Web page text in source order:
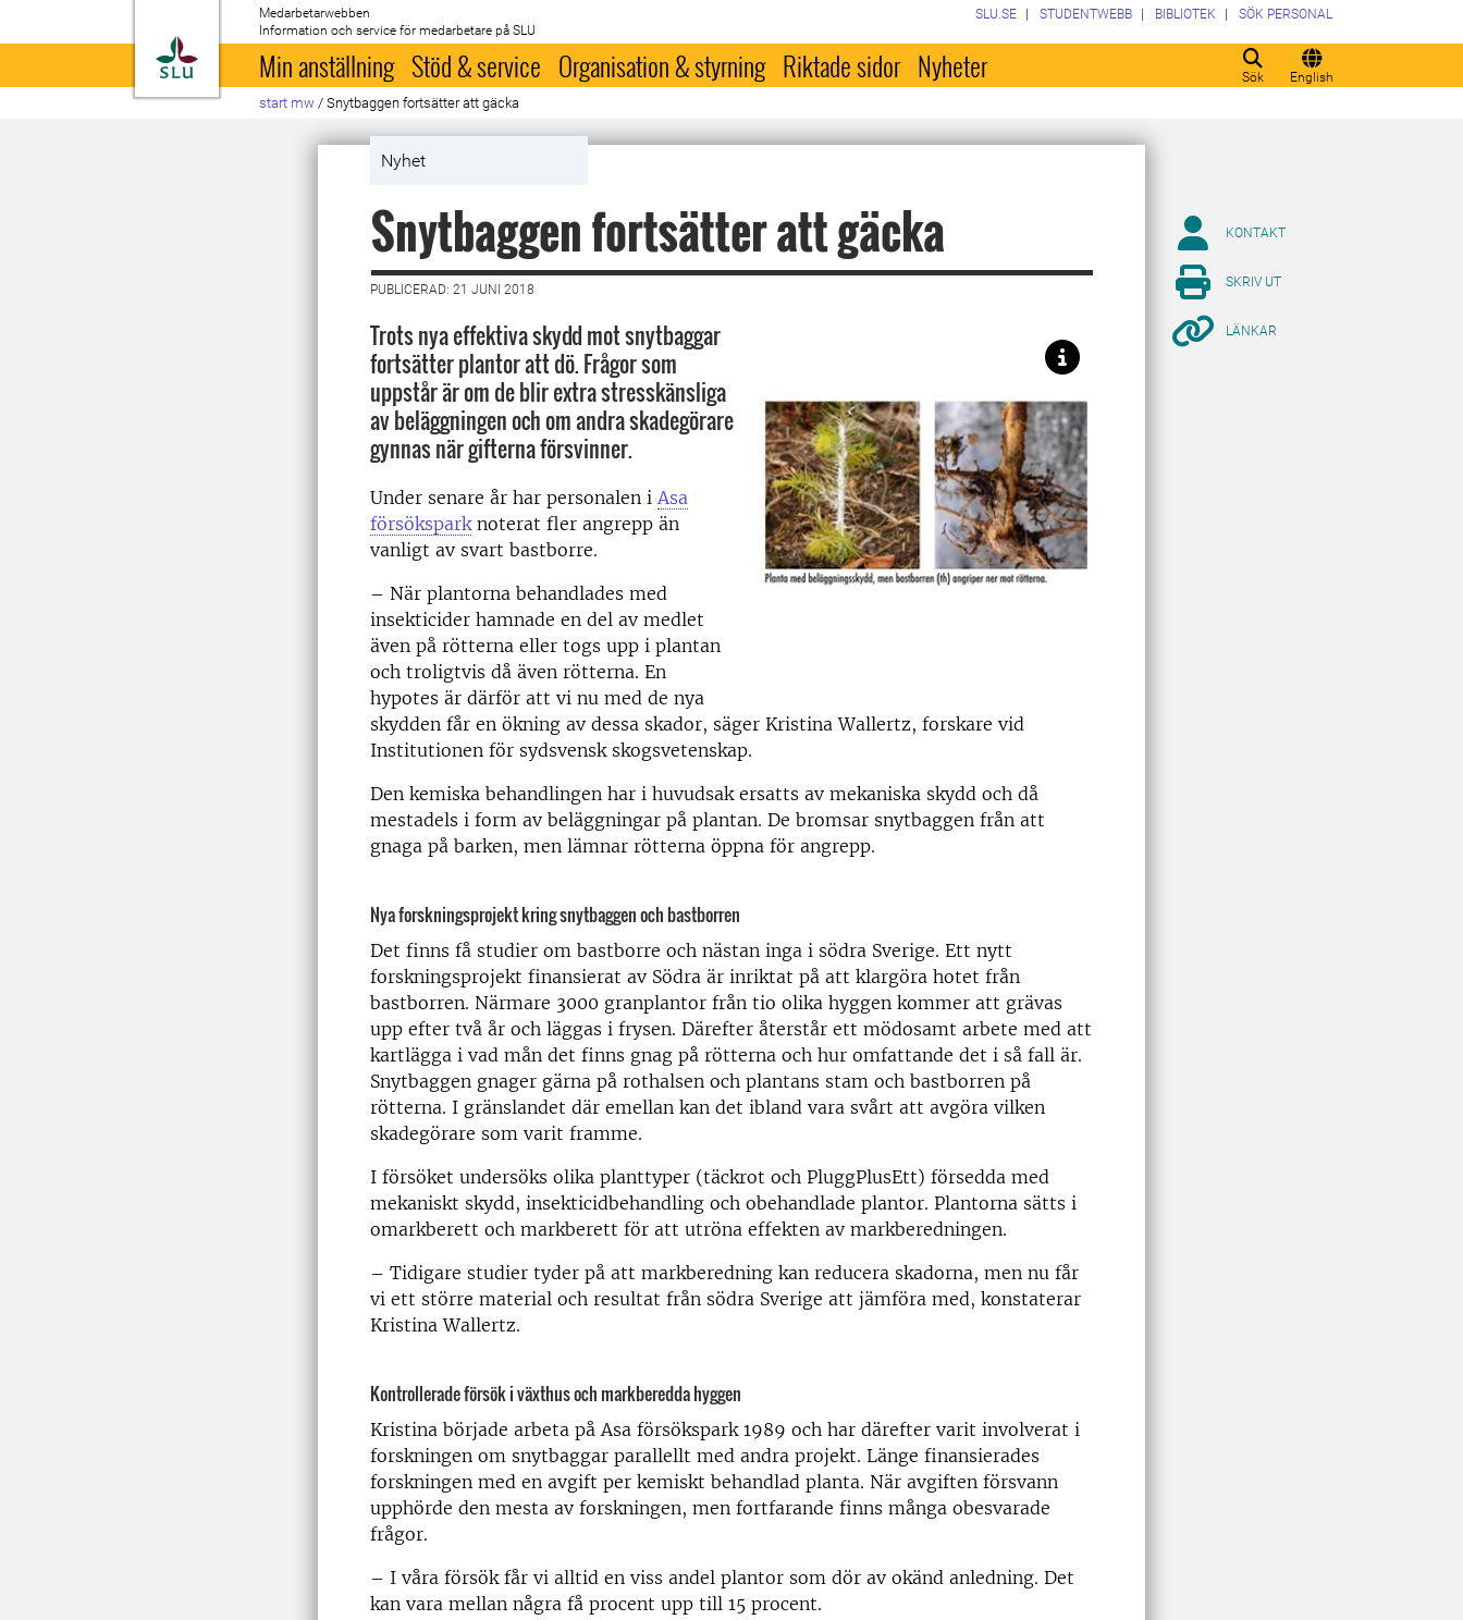
Till startsida
Medarbetarwebben
Information och service för medarbetare på SLU
Sök English
SLU.SE STUDENTWEBB BIBLIOTEK SÖK PERSONAL
Min anställning Stöd & service Organisation & styrning Riktade sidor Nyheter
start mw / Snytbaggen fortsätter att gäcka
Nyhet
Snytbaggen fortsätter att gäcka
PUBLICERAD: 21 JUNI 2018
Trots nya effektiva skydd mot snytbaggar
fortsätter plantor att dö. Frågor som
uppstår är om de blir extra stresskänsliga
av beläggningen och om andra skadegörare
gynnas när gifterna försvinner.
Under senare år har personalen i Asa
försöksparknoterat fler angrepp än
vanligt av svart bastborre.
– När plantorna behandlades med
insekticider hamnade en del av medlet
även på rötterna eller togs upp i plantan
och troligtvis då även rötterna. En
hypotes är därför att vi nu med de nya
skydden får en ökning av dessa skador, säger Kristina Wallertz, forskare vid
Institutionen för sydsvensk skogsvetenskap.
Den kemiska behandlingen har i huvudsak ersatts av mekaniska skydd och då
mestadels i form av beläggningar på plantan. De bromsar snytbaggen från att
gnaga på barken, men lämnar rötterna öppna för angrepp.
Nya forskningsprojekt kring snytbaggen och bastborren
Det finns få studier om bastborre och nästan inga i södra Sverige. Ett nytt
forskningsprojekt finansierat av Södra är inriktat på att klargöra hotet från
bastborren. Närmare 3000 granplantor från tio olika hyggen kommer att grävas
upp efter två år och läggas i frysen. Därefter återstår ett mödosamt arbete med att
kartlägga i vad mån det finns gnag på rötterna och hur omfattande det i så fall är.
Snytbaggen gnager gärna på rothalsen och plantans stam och bastborren på
rötterna. I gränslandet där emellan kan det ibland vara svårt att avgöra vilken
skadegörare som varit framme.
I försöket undersöks olika planttyper (täckrot och PluggPlusEtt) försedda med
mekaniskt skydd, insekticidbehandling och obehandlade plantor. Plantorna sätts i
omarkberett och markberett för att utröna effekten av markberedningen.
– Tidigare studier tyder på att markberedning kan reducera skadorna, men nu får
vi ett större material och resultat från södra Sverige att jämföra med, konstaterar
Kristina Wallertz.
Kontrollerade försök i växthus och markberedda hyggen
Kristina började arbeta på Asa försökspark 1989 och har därefter varit involverat i
forskningen om snytbaggar parallellt med andra projekt. Länge finansierades
forskningen med en avgift per kemiskt behandlad planta. När avgiften försvann
upphörde den mesta av forskningen, men fortfarande finns många obesvarade
frågor.
– I våra försök får vi alltid en viss andel plantor som dör av okänd anledning. Det
kan vara mellan några få procent upp till 15 procent.
KONTAKT
SKRIV UT
LÄNKAR